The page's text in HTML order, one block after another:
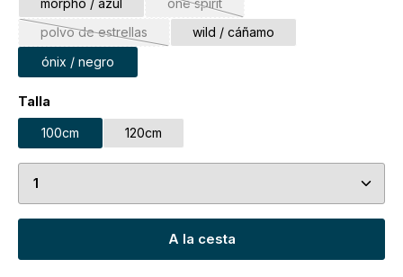
morpho / azul
one spirit
(Esta opción no está disponible en
polvo de estrellas
(Esta opción no está disponible en este momento.)
wild / cáñamo
ónix / negro
Seleccione
Talla
100cm 120cm
Cantidad del producto: introduce la cantidad
A la cesta